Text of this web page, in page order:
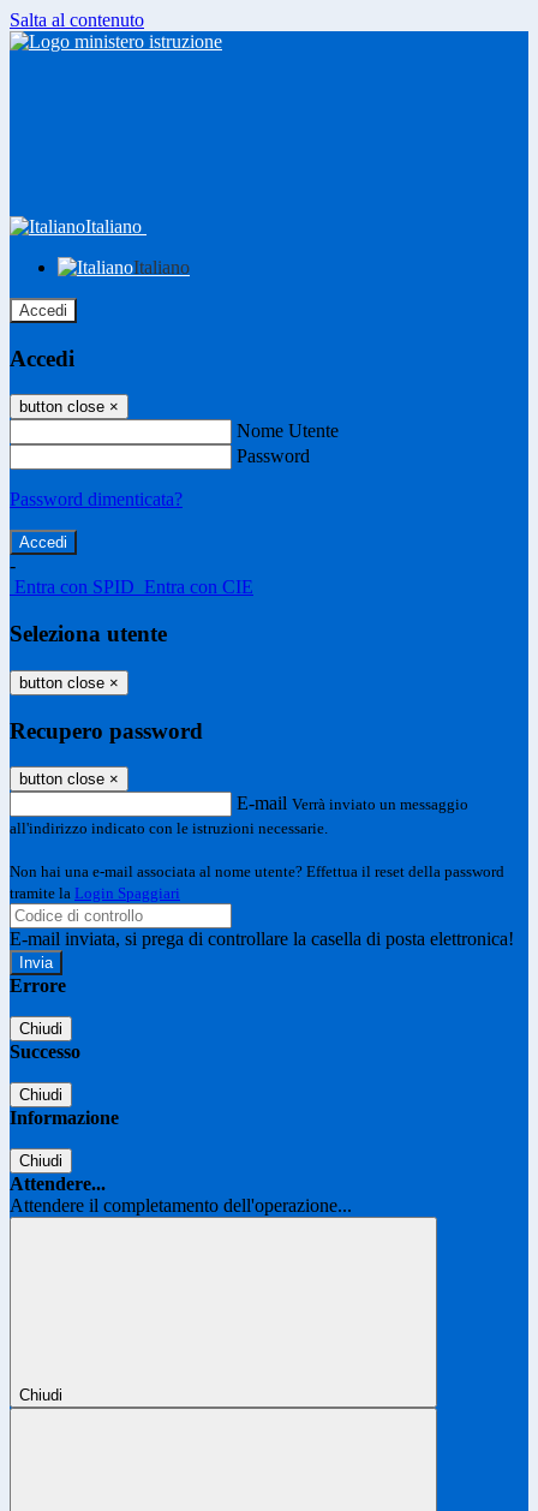
Salta al contenuto
Italiano
Italiano
Accedi
Accedi
button close ×
Nome Utente
Password
Password dimenticata?
-
Entra con SPID Entra con CIE
Seleziona utente
button close ×
Recupero password
button close ×
E-mail Verrà inviato un messaggio
all'indirizzo indicato con le istruzioni necessarie.
Non hai una e-mail associata al nome utente? Effettua il reset della password
tramite la Login Spaggiari
E-mail inviata, si prega di controllare la casella di posta elettronica!
Errore
Chiudi
Successo
Chiudi
Informazione
Chiudi
Attendere...
Attendere il completamento dell'operazione...
Chiudi